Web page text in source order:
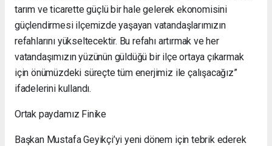
tarım ve ticarette güçlü bir hale gelerek ekonomisini
güçlendirmesi ilçemizde yaşayan vatandaşlarımızın
refahlarını yükseltecektir. Bu refahı artırmak ve her
vatandaşımızın yüzünün güldüğü bir ilçe ortaya çıkarmak
için önümüzdeki süreçte tüm enerjimiz ile çalışacağız”
ifadelerini kullandı.
Ortak paydamız Finike
Başkan Mustafa Geyikçi’yi yeni dönem için tebrik ederek